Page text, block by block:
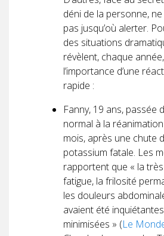
déni de la personne,
pas jusqu’où alerter.
des situations
révèlent, chaque année,
l’importance d’une
rapide :
Fanny, 19 ans, passée
normal à la
mois, après une chute
potassium fatale. Les
rapportent que « la
fatigue, la frilosité
les douleurs
avaient été
minimisées » (Le